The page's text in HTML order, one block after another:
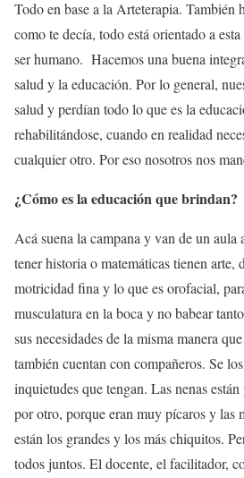
Todo en base a la Arteterapia. También
como te decía, todo está orientado a
ser humano. Hacemos una buena
salud y la educación. Por lo general,
salud y perdían todo lo que es la
rehabilitándose, cuando en realidad
cualquier otro. Por eso nosotros nos
¿Cómo es la educación que brindan?
Acá suena la campana y van de un aula
tener historia o matemáticas tienen arte,
motricidad fina y lo que es orofacial,
musculatura en la boca y no babear
sus necesidades de la misma manera
también cuentan con compañeros. Se
inquietudes que tengan. Las nenas
por otro, porque eran muy pícaros y las
están los grandes y los más chiquitos.
todos juntos. El docente, el facilitador,